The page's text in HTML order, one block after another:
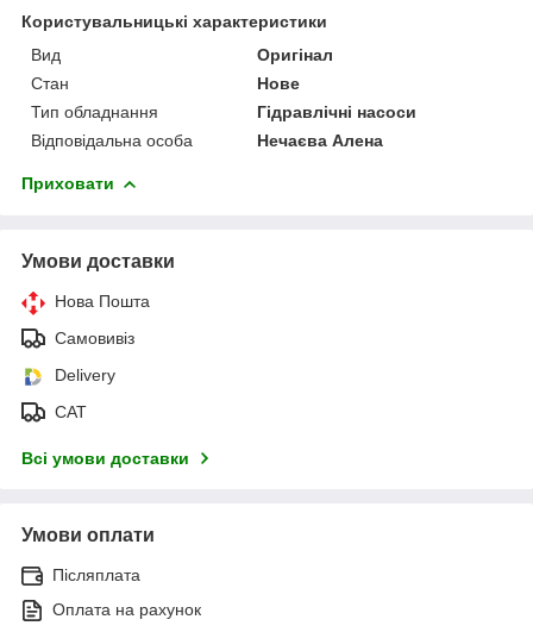
Користувальницькі характеристики
Вид
Оригінал
Стан
Нове
Тип обладнання
Гідравлічні насоси
Відповідальна особа
Нечаєва Алена
Приховати
Умови доставки
Нова Пошта
Самовивіз
Delivery
САТ
Всі умови доставки
Умови оплати
Післяплата
Оплата на рахунок